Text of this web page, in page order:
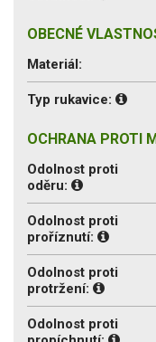
OBECNÉ
Materiál:
Typ rukavice:
OCHRANA PROTI
Odolnost proti
oděru:
Odolnost proti
proříznutí:
Odolnost proti
protržení:
Odolnost proti